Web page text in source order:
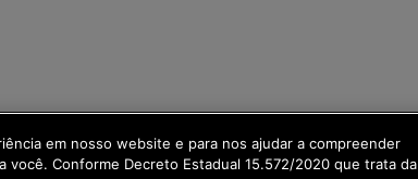
em nosso website e para nos ajudar a compreender
você. Conforme Decreto Estadual 15.572/2020 que trata da